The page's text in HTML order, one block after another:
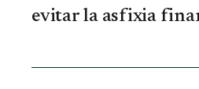
evitar la asfixia